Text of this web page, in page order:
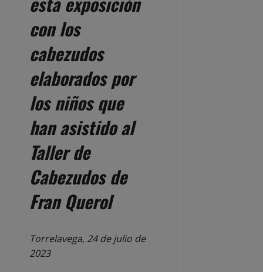
con los
cabezudos
elaborados por
los niños que
han asistido al
Taller de
Cabezudos de
Fran Querol
Torrelavega, 24 de julio de
2023